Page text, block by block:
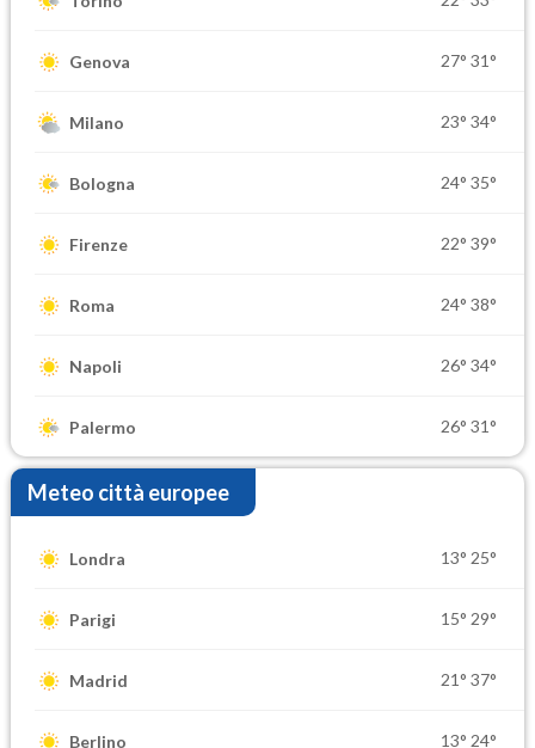
Genova 27° 31°
Milano 23° 34°
Bologna 24° 35°
Firenze 22° 39°
Roma 24° 38°
Napoli 26° 34°
Palermo 26° 31°
Meteo città europee
Londra 13° 25°
Parigi 15° 29°
Madrid 21° 37°
Berlino 13° 24°